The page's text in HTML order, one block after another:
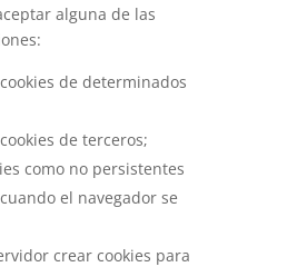
alguna de las
de determinados
de terceros;
como no persistentes
el navegador se
crear cookies para